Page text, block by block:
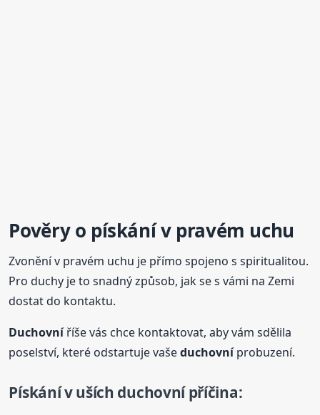
Pověry o pískání v pravém uchu
Zvonění v pravém uchu je přímo spojeno s spiritualitou.
Pro duchy je to snadný způsob, jak se s vámi na Zemi
dostat do kontaktu.
Duchovníříše vás chce kontaktovat, aby vám sdělila
poselství, které odstartuje vašeduchovníprobuzení.
Pískání v uších duchovní příčina: